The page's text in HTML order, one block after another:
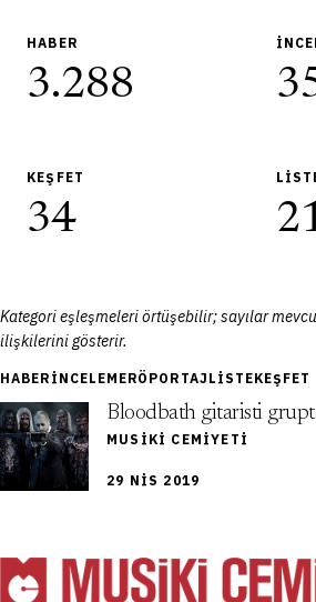
HABER
3.288
KEŞFET
34
Kategori eşleşmeleri örtüşebilir; sayılar
ilişkilerini gösterir.
HABER İNCELEMERÖPORTAJ LISTEKEŞFET
29 NIS 2019
Bloodbath gitaristi
MUSIKI CEMIYETI